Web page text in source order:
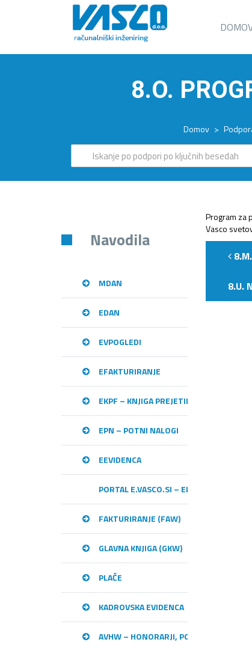
8.O.
Domov >
Navodila
MDAN
EDAN
EVPOGLEDI
EFAKTURIRANJE
EKPF – KNJIGA PREJETIH RAČUNOV
EPN – POTNI NALOGI
EEVIDENCA
PORTAL E.VASCO.SI – ELEKTRONSKA
FAKTURIRANJE (FAW)
GLAVNA KNJIGA (GKW)
PLAČE
KADROVSKA EVIDENCA
AVHW – HONORARJI, PODJEMNE
Program za
Vasco
8.U.